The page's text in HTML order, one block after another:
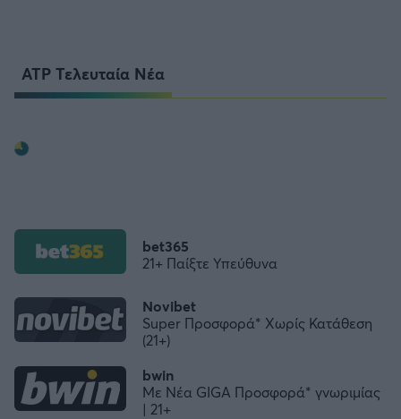
ATP Τελευταία Νέα
bwin
Με Νέα GIGA Προσφορά* γνωριμίας
| 21+
Novibet
Super Προσφορά* Χωρίς Κατάθεση
(21+)
bet365
21+ Παίξτε Υπεύθυνα